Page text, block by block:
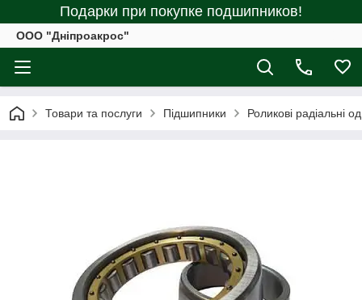
Подарки при покупке подшипников!
ООО "Дніпроакрос"
Товари та послуги Підшипники Роликові радіальні